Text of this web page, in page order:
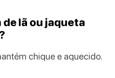
lã ou jaqueta
chique e aquecido.